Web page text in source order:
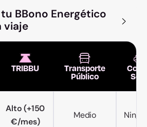
BBono Energético
viaje
TRIBBU Transporte
Público Solo
Alto (+150
€/mes)
Medio